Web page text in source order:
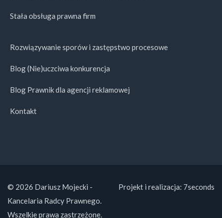
Stała obsługa prawna firm
Rozwiązywanie sporów i zastępstwo procesowe
Blog (Nie)uczciwa konkurencja
Blog Prawnik dla agencji reklamowej
Kontakt
© 2026 Dariusz Mojecki -
Kancelaria Radcy Prawnego.
Wszelkie prawa zastrzeżone.
Projekt i realizacja: 7seconds